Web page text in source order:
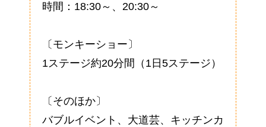
時間：18:30～、20:30～
〔モンキーショー〕
1ステージ約20分間（1日5ステージ）
〔そのほか〕
バブルイベント、大道芸、キッチンカ